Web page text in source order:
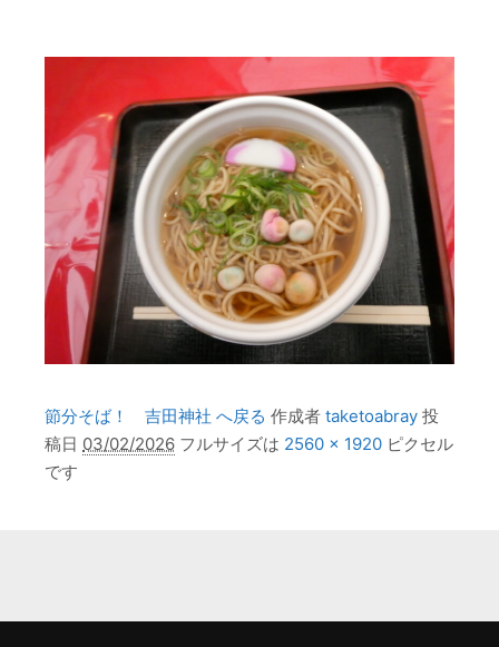
節分そば！ 吉田神社 へ戻る 作成者 taketoabray 投
稿日 03/02/2026 フルサイズは 2560 × 1920 ピクセル
です